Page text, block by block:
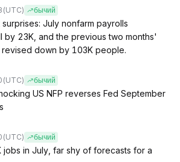
(UTC) бычий
surprises: July nonfarm payrolls
23K, and the previous two months'
revised down by 103K people.
(UTC) бычий
US NFP reverses Fed September
(UTC) бычий
jobs in July, far shy of forecasts for a